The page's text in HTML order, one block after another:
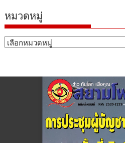
หมวดหมู่
หมวด